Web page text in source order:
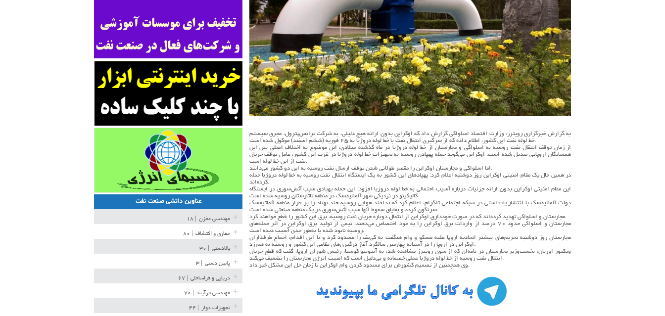
به گزارش خبرگزاری رویترز، وزارت اقتصاد اسلواکی گزارش داد که اوکراین بدون ارائه هیچ دلیلی، به شرکت ترانس‌پترول، مجری سیستم
خط لوله نفت این کشور، اطلاع داده که از سرگیری انتقال نفت با خط لوله دروژبا به ۲۵ فوریه (ششم اسفند) موکول شده است.
از زمان توقف انتقال نفت روسیه به اسلواکی و مجارستان از خط لوله دروژبا در ماه گذشته میلادی، این موضوع به اختلاف اصلی بین این
همسایگان اروپایی تبدیل شده است. اوکراین می‌گوید حمله پهپادی روسیه به تجهیزات خط لوله دروژبا در غرب این کشور، عامل توقف جریان
نفت از این خط لوله است.
اما اسلواکی و مجارستان اوکراین را مقصر طولانی شدن توقف ارسال نفت روسیه به این دو کشور می‌دانند.
در همین حال یک مقام امنیتی اوکراین روز دوشنبه اعلام کرد: پهپادهای این کشور به یک ایستگاه انتقال نفت روسیه به خط لوله دروژبا حمله
کرده‌اند.
این مقام امنیتی اوکراین بدون ارائه جزئیات درباره آسیب احتمالی به خط لوله دروژبا افزود: این حمله پهپادی سبب آتش‌سوزی در ایستگاه
کالیکینو در نزدیکی شهر آلماتیفسک در منطقه تاتارستان روسیه شده است.
دولت آلماتیفسک با انتشار یادداشتی در شبکه اجتماعی تلگرام، اعلام کرد که پدافند هوایی روسیه چند پهپاد را بر فراز منطقه آلماتیفسک
سرنگون کرده و بقایای سقوط آنها سبب آتش‌سوزی در یک منطقه صنعتی شده است.
مجارستان و اسلواکی تهدید کرده‌اند که در صورت خودداری اوکراین از انتقال دوباره جریان نفت روسیه، برق این کشور را قطع خواهند کرد.
مجارستان و اسلواکی حدود ۷۰ درصد از واردات برق اوکراین را به خود اختصاص می‌دهند. نیمی از تولید برق اوکراین در اثر حمله‌های
روسیه نابود شده یا به‌طور جدی آسیب دیده است.
مجارستان روز دوشنبه تحریم‌های بیشتر اتحادیه اروپا علیه مسکو و وام هنگفت به کی‌یف را مسدود کرد و با این اقدام، اجماع طرفداران
اوکراین در اروپا را در آستانه چهارمین سالگرد آغاز درگیری‌های نظامی این کشور و روسیه به هم زد.
ویکتور اوربان، نخست‌وزیر مجارستان در نامه‌ای که از سوی رویترز مشاهده شد، به آنتونیو کوستا، رئیس شورای اروپا، گفت که قطع جریان
انتقال نفت روسیه از خط لوله دروژبا عملی خصمانه و بی‌دلیل است که امنیت انرژی مجارستان را تضعیف می‌کند.
وی همچمنین از تصمیم کشورش برای مسدود کردن وام اوکراین تا زمان حل این مشکل خبر داد.
عناوین دانشی صنعت نفت
مهندسی مخزن
حفاری و اکتشاف
بالادستی
پایین دستی
دریایی و فراساحلی
مهندسی فرآیند
تجهیزات دوار